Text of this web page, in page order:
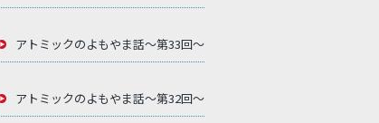
アトミックのよもやま話～第33回～
アトミックのよもやま話～第32回～